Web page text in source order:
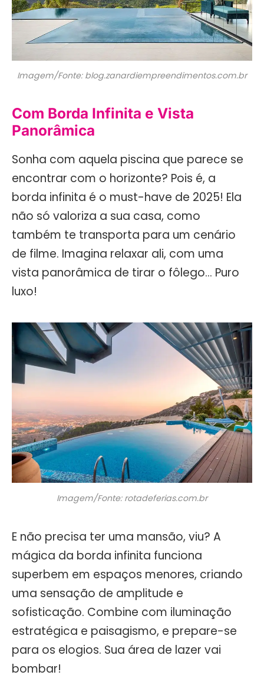
Imagem/Fonte: blog.zanardiempreendimentos.com.br
Com Borda Infinita e Vista
Panorâmica
Sonha com aquela piscina que parece se
encontrar com o horizonte? Pois é, a
borda infinita é o must-have de 2025! Ela
não só valoriza a sua casa, como
também te transporta para um cenário
de filme. Imagina relaxar ali, com uma
vista panorâmica de tirar o fôlego… Puro
luxo!
Imagem/Fonte: rotadeferias.com.br
E não precisa ter uma mansão, viu? A
mágica da borda infinita funciona
superbem em espaços menores, criando
uma sensação de amplitude e
sofisticação. Combine com iluminação
estratégica e paisagismo, e prepare-se
para os elogios. Sua área de lazer vai
bombar!